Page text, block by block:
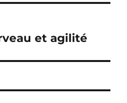
et agilité